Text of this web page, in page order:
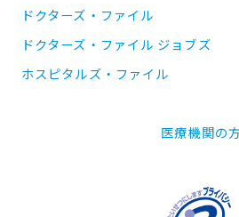
ドクターズ・ファイル
ドクターズ・ファイル ジョブズ
ホスピタルズ・ファイル
医療機関の